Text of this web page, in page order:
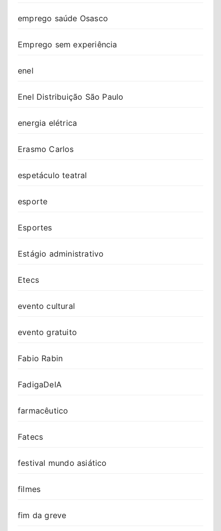
emprego saúde Osasco
Emprego sem experiência
enel
Enel Distribuição São Paulo
energia elétrica
Erasmo Carlos
espetáculo teatral
esporte
Esportes
Estágio administrativo
Etecs
evento cultural
evento gratuito
Fabio Rabin
FadigaDeIA
farmacêutico
Fatecs
festival mundo asiático
filmes
fim da greve